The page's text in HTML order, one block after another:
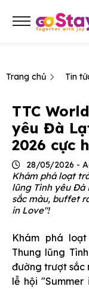
Trang chủ Tin
TTC
yêu Đà
2026 cực
28/05/2026 -
Khám phá loạt
lũng Tình yêu Đà
sắc màu, buffet
in Love"!
Khám phá
Thung lũng
đường trượt sắc
lễ hội